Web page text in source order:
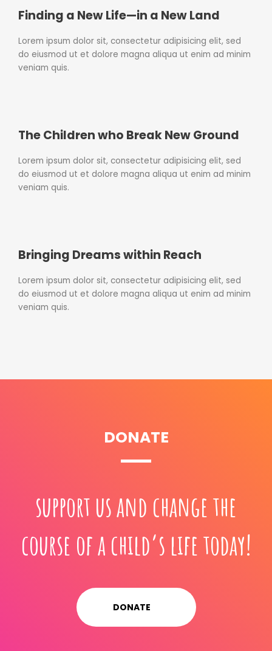
Finding a New Life—in a New Land
Lorem ipsum dolor sit, consectetur adipisicing elit, sed
do eiusmod ut et dolore magna aliqua ut enim ad minim
veniam quis.
The Children who Break New Ground
Lorem ipsum dolor sit, consectetur adipisicing elit, sed
do eiusmod ut et dolore magna aliqua ut enim ad minim
veniam quis.
Bringing Dreams within Reach
Lorem ipsum dolor sit, consectetur adipisicing elit, sed
do eiusmod ut et dolore magna aliqua ut enim ad minim
veniam quis.
DONATE
support us and change the
course of a child’s life today!
DONATE